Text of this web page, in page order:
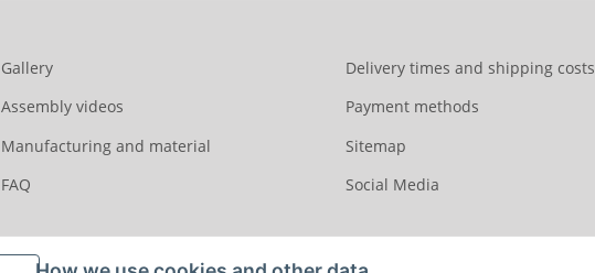
Gallery
Assembly videos
Manufacturing and material
FAQ
Delivery times and shipping costs
Payment methods
Sitemap
Social Media